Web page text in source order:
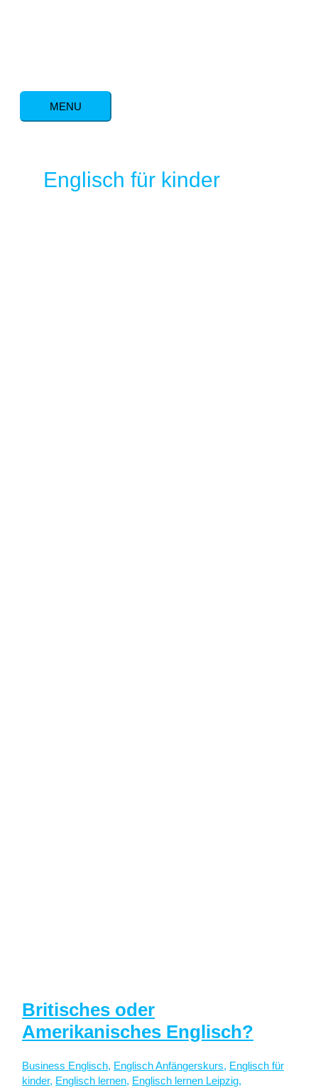
MENU
MENU
Englisch für kinder
Britisches oder
Amerikanisches Englisch?
Business Englisch, Englisch Anfängerskurs, Englisch für
kinder, Englisch lernen, Englisch lernen Leipzig,